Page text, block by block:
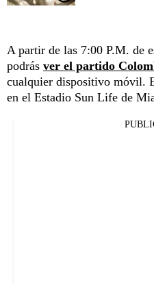
A partir de las 7:00 P.M. de
podrás ver el partido
cualquier dispositivo móvil.
en el Estadio Sun Life de